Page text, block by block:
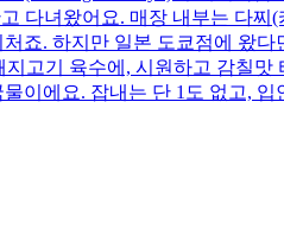
다녀왔어요. 매장 내부는 다
죠. 하지만 일본 도쿄점에 왔
고기 육수에, 시원하고 감칠
이에요. 잡내는 단 1도 없고,